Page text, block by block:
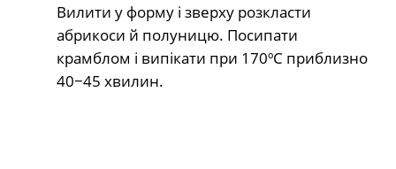
Вилити у форму і зверху розкласти
абрикоси й полуницю. Посипати
крамблом і випікати при 170ºC приблизно
40−45 хвилин.